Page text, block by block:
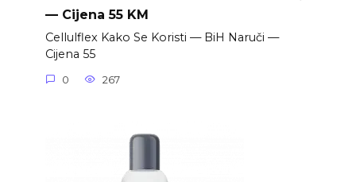
— Cijena 55 KM
Cellulflex Kako Se Koristi — BiH Naruči —
Cijena 55
0 267